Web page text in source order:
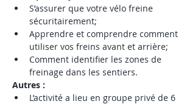
S’assurer que votre vélo freine
sécuritairement;
Apprendre et comprendre comment
utiliser vos freins avant et arrière;
Comment identifier les zones de
freinage dans les sentiers.
Autres :
L’activité a lieu en groupe privé de 6